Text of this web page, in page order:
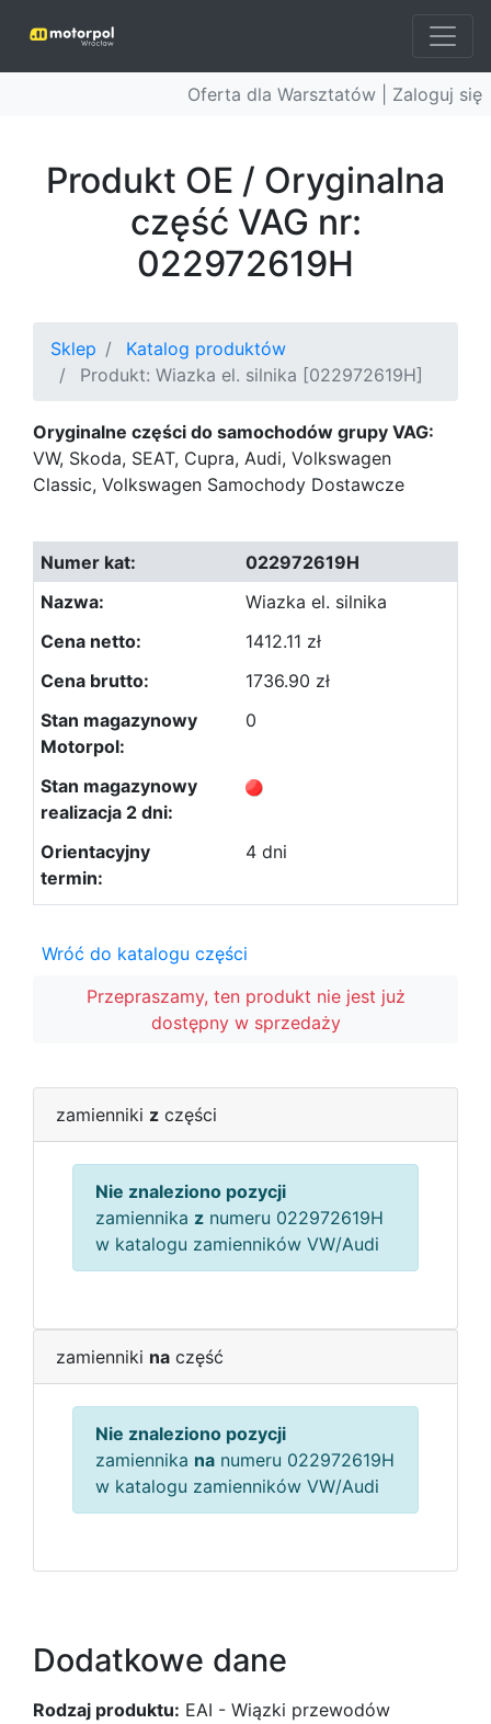
Oferta dla Warsztatów | Zaloguj się
Produkt OE / Oryginalna
część VAG nr:
022972619H
Sklep
Katalog produktów
Produkt: Wiazka el. silnika [022972619H]
Oryginalne części do samochodów grupy VAG:
VW, Skoda, SEAT, Cupra, Audi, Volkswagen
Classic, Volkswagen Samochody Dostawcze
022972619H
Wiazka el. silnika
1412.11 zł
1736.90 zł
0
4 dni
Wróć do katalogu części
Przepraszamy, ten produkt nie jest już
dostępny w sprzedaży
zamienniki z części
Nie znaleziono pozycji
zamiennika z numeru 022972619H
w katalogu zamienników VW/Audi
zamienniki na część
Nie znaleziono pozycji
zamiennika na numeru 022972619H
w katalogu zamienników VW/Audi
Dodatkowe dane
Rodzaj produktu: EAI - Wiązki przewodów